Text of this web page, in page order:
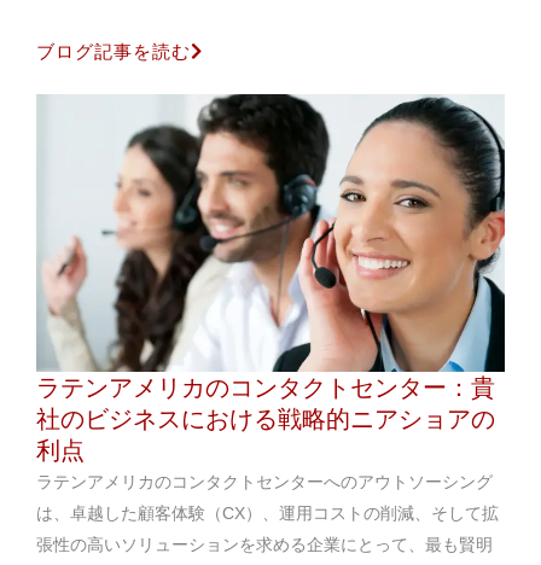
ブログ記事を読む
ラテンアメリカのコンタクトセンター：貴
社のビジネスにおける戦略的ニアショアの
利点
ラテンアメリカのコンタクトセンターへのアウトソーシング
は、卓越した顧客体験（CX）、運用コストの削減、そして拡
張性の高いソリューションを求める企業にとって、最も賢明